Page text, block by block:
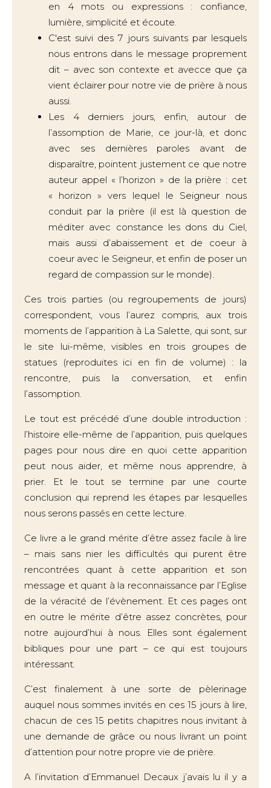
en 4 mots ou expressions : confiance,
lumière, simplicité et écoute.
C'est suivi des 7 jours suivants par lesquels
nous entrons dans le message proprement
dit – avec son contexte et avecce que ça
vient éclairer pour notre vie de prière à nous
aussi.
Les 4 derniers jours, enfin, autour de
l’assomption de Marie, ce jour-là, et donc
avec ses dernières paroles avant de
disparaître, pointent justement ce que notre
auteur appel « l’horizon » de la prière : cet
« horizon » vers lequel le Seigneur nous
conduit par la prière (il est là question de
méditer avec constance les dons du Ciel,
mais aussi d’abaissement et de coeur à
coeur avec le Seigneur, et enfin de poser un
regard de compassion sur le monde).
Ces trois parties (ou regroupements de jours)
correspondent, vous l’aurez compris, aux trois
moments de l’apparition à La Salette, qui sont, sur
le site lui-même, visibles en trois groupes de
statues (reproduites ici en fin de volume) : la
rencontre, puis la conversation, et enfin
l’assomption.
Le tout est précédé d’une double introduction :
l’histoire elle-même de l’apparition, puis quelques
pages pour nous dire en quoi cette apparition
peut nous aider, et même nous apprendre, à
prier. Et le tout se termine par une courte
conclusion qui reprend les étapes par lesquelles
nous serons passés en cette lecture.
Ce livre a le grand mérite d’être assez facile à lire
– mais sans nier les difficultés qui purent être
rencontrées quant à cette apparition et son
message et quant à la reconnaissance par l’Eglise
de la véracité de l’évènement. Et ces pages ont
en outre le mérite d’être assez concrètes, pour
notre aujourd’hui à nous. Elles sont également
bibliques pour une part – ce qui est toujours
intéressant.
C’est finalement à une sorte de pèlerinage
auquel nous sommes invités en ces 15 jours à lire,
chacun de ces 15 petits chapitres nous invitant à
une demande de grâce ou nous livrant un point
d’attention pour notre propre vie de prière.
A l’invitation d’Emmanuel Decaux j’avais lu il y a